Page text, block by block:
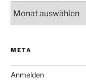
META
Anmelden